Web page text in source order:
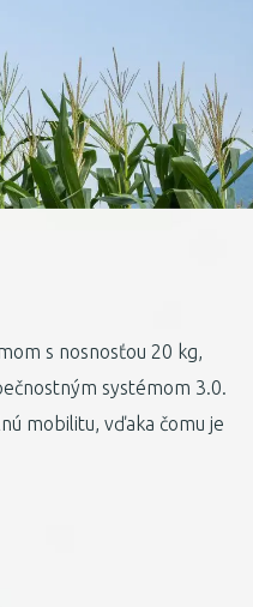
s nosnosťou 20 kg,
systémom 3.0.
mobilitu, vďaka čomu je